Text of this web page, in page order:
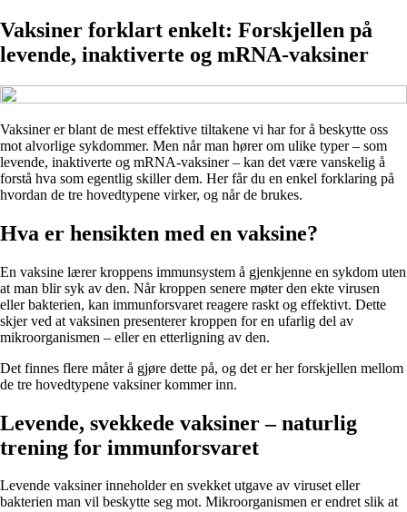
Vaksiner forklart enkelt: Forskjellen på
levende, inaktiverte og mRNA-vaksiner
Vaksiner er blant de mest effektive tiltakene vi har for å beskytte oss
mot alvorlige sykdommer. Men når man hører om ulike typer – som
levende, inaktiverte og mRNA-vaksiner – kan det være vanskelig å
forstå hva som egentlig skiller dem. Her får du en enkel forklaring på
hvordan de tre hovedtypene virker, og når de brukes.
Hva er hensikten med en vaksine?
En vaksine lærer kroppens immunsystem å gjenkjenne en sykdom uten
at man blir syk av den. Når kroppen senere møter den ekte virusen
eller bakterien, kan immunforsvaret reagere raskt og effektivt. Dette
skjer ved at vaksinen presenterer kroppen for en ufarlig del av
mikroorganismen – eller en etterligning av den.
Det finnes flere måter å gjøre dette på, og det er her forskjellen mellom
de tre hovedtypene vaksiner kommer inn.
Levende, svekkede vaksiner – naturlig
trening for immunforsvaret
Levende vaksiner inneholder en svekket utgave av viruset eller
bakterien man vil beskytte seg mot. Mikroorganismen er endret slik at